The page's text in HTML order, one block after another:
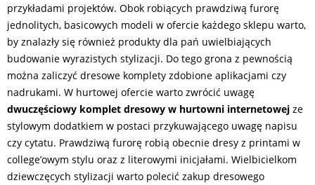
przykładami projektów. Obok robiących prawdziwą furorę
jednolitych, basicowych modeli w ofercie każdego sklepu warto,
by znalazły się również produkty dla pań uwielbiających
budowanie wyrazistych stylizacji. Do tego grona z pewnością
można zaliczyć dresowe komplety zdobione aplikacjami czy
nadrukami. W hurtowej ofercie warto zwrócić uwagę
dwuczęściowy komplet dresowy w hurtowni internetowej ze
stylowym dodatkiem w postaci przykuwającego uwagę napisu
czy cytatu. Prawdziwą furorę robią obecnie dresy z printami w
college’owym stylu oraz z literowymi inicjałami. Wielbicielkom
dziewczęcych stylizacji warto polecić zakup dresowego